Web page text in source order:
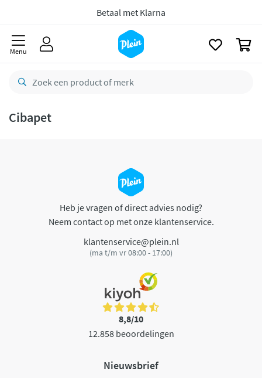
Betaal met Klarna
Menu
Cibapet
Heb je vragen of direct advies nodig?
Neem contact op met onze klantenservice.
klantenservice@plein.nl
(ma t/m vr 08:00 - 17:00)
8,8/10
12.858 beoordelingen
Nieuwsbrief